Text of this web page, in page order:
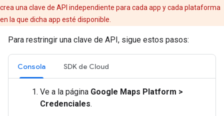
crea una clave de API independiente para cada app y cada plataforma
en la que dicha app esté disponible.
Para restringir una clave de API, sigue estos pasos:
Consola SDK de Cloud
Ve a la página Google Maps Platform >
Credenciales.